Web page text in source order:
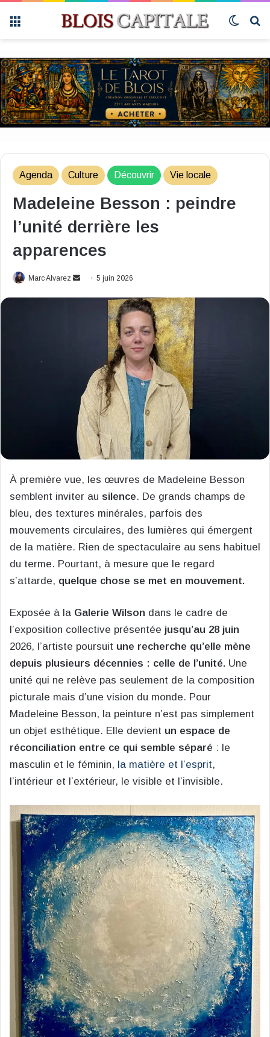
Agenda Culture Découvrir Vie locale
Madeleine Besson : peindre
l’unité derrière les
apparences
Marc Alvarez
Envoyer5 juin 2026
À première vue, les œuvres de Madeleine Besson
semblent inviter au silence. De grands champs de
bleu, des textures minérales, parfois des
mouvements circulaires, des lumières qui émergent
de la matière. Rien de spectaculaire au sens habituel
du terme. Pourtant, à mesure que le regard
s’attarde, quelque chose se met en mouvement.
Exposée à la Galerie Wilson dans le cadre de
l’exposition collective présentée jusqu’au 28 juin
2026, l’artiste poursuit une recherche qu’elle mène
depuis plusieurs décennies : celle de l’unité. Une
unité qui ne relève pas seulement de la composition
picturale mais d’une vision du monde. Pour
Madeleine Besson, la peinture n’est pas simplement
un objet esthétique. Elle devient un espace de
réconciliation entre ce qui semble séparé : le
masculin et le féminin, la matière et l’esprit,
l’intérieur et l’extérieur, le visible et l’invisible.